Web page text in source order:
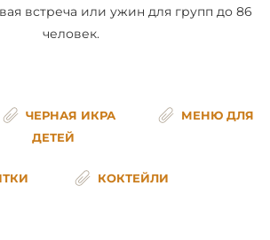
встреча или ужин для групп до 86
человек.
ЧЕРНАЯ ИКРА
МЕНЮ ДЛЯ
ДЕТЕЙ
КОКТЕЙЛИ